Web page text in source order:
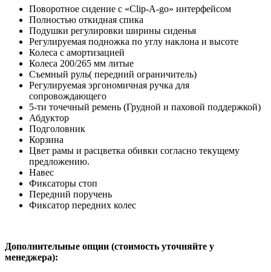
Поворотное сидение с «Clip-A-go» интерфейсом
Полностью откидная спика
Подушки регулировки ширины сиденья
Регулируемая подножка по углу наклона и высоте
Колеса с амортизацией
Колеса 200/265 мм литые
Съемный руль( передний ограничитель)
Регулируемая эргономичная ручка для
сопровождающего
5-ти точечный ремень (Грудной и паховой поддержкой)
Абдуктор
Подголовник
Корзина
Цвет рамы и расцветка обивки согласно текущему
предложению.
Навес
Фиксаторы стоп
Передний поручень
Фиксатор передних колес
Дополнительные опции (стоимость уточняйте у
менеджера):